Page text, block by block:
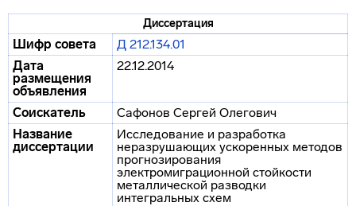
Диссертация
Шифр совета
Д 212.134.01
Дата
размещения
объявления
22.12.2014
Соискатель
Сафонов Сергей Олегович
Название
диссертации
Исследование и разработка
неразрушающих ускоренных методов
прогнозирования
электромиграционной стойкости
металлической разводки
интегральных схем